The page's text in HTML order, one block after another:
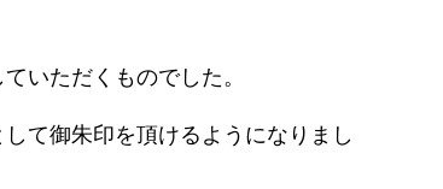
ていただくものでした。
て御朱印を頂けるようになりまし